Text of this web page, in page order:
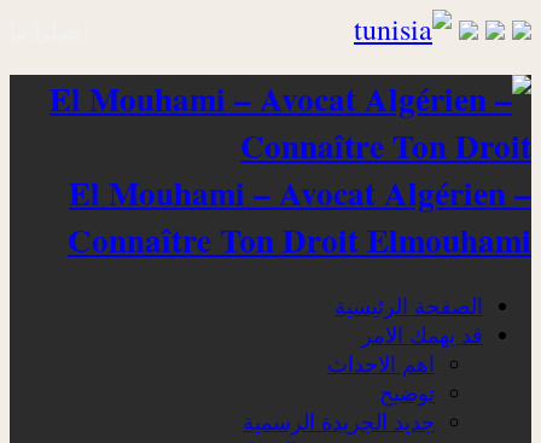
El Mouhami – Avocat Algérien –
Connaître Ton Droit Elmouhami
الصفحة الرئيسية
قد يهمك الامر
اهم الاحداث
توضيح
جديد الجريدة الرسمية